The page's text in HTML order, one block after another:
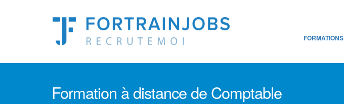
FORMATIONS
Formation à distance de Comptable